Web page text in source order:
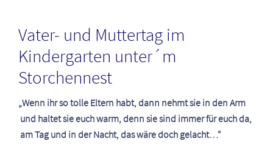
Vater- und Muttertag im
Kindergarten unter´m
Storchennest
„Wenn ihr so tolle Eltern habt, dann nehmt sie in den Arm
und haltet sie euch warm, denn sie sind immer für euch da,
am Tag und in der Nacht, das wäre doch gelacht…“